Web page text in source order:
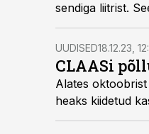
sendiga liitrist.
100 miljonit
UUDISED18.12.23,
CLAASi
Alates
heaks kiidetud